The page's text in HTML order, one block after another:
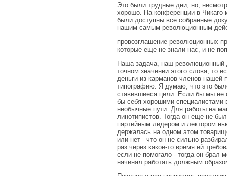
Это были трудные дни, но,
хорошо. На конференции в Чикаго
были доступны все собранные
нашим самым революционным
провозглашение революционных
которые еще не знали нас, и не
Наша задача, наш революционный
точном значении этого слова, то
деньги из карманов членов нашей
типографию. Я думаю, что это
ставившиеся цели. Если бы мы не
бы себя хорошими специалистами
необычные пути. Для работы на
линотипистов. Тогда он еще не
партийным лидером и лектором
держалась на одном этом
или нет - что он не сильно
раз через какое-то время ей
если не помогало - тогда он брал
начинал работать должным